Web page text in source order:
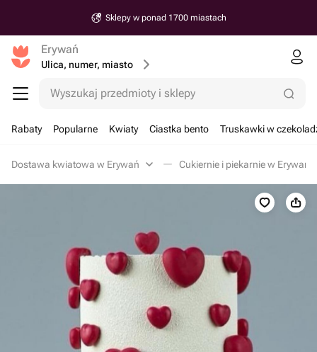
Sklepy w ponad 1700 miastach
Erywań
Ulica, numer, miasto
Wyszukaj przedmioty i sklepy
Rabaty Popularne Kwiaty Ciastka bento Truskawki w
Dostawa kwiatowa w Erywań Cukiernie i piekarnie w Erywań